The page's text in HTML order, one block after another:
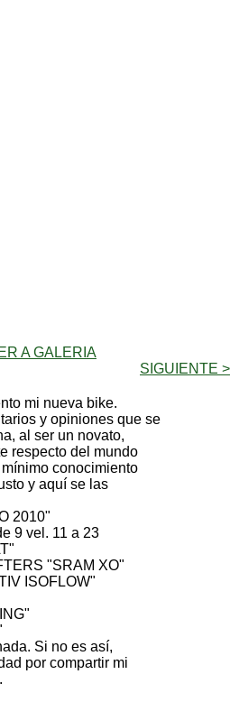
A GALERIA
SIGUIENTE >
mi nueva bike.
y opiniones que se
al ser un novato,
respecto del mundo
conocimiento
y aquí se las
2010"
9 vel. 11 a 23
"SRAM XO"
ISOFLOW"
Si no es así,
por compartir mi